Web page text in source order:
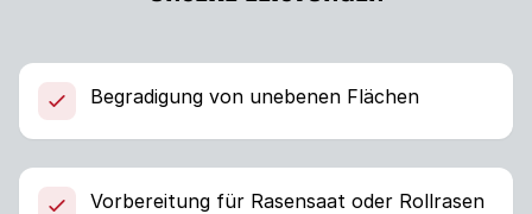
Begradigung von unebenen Flächen
Vorbereitung für Rasensaat oder Rollrasen